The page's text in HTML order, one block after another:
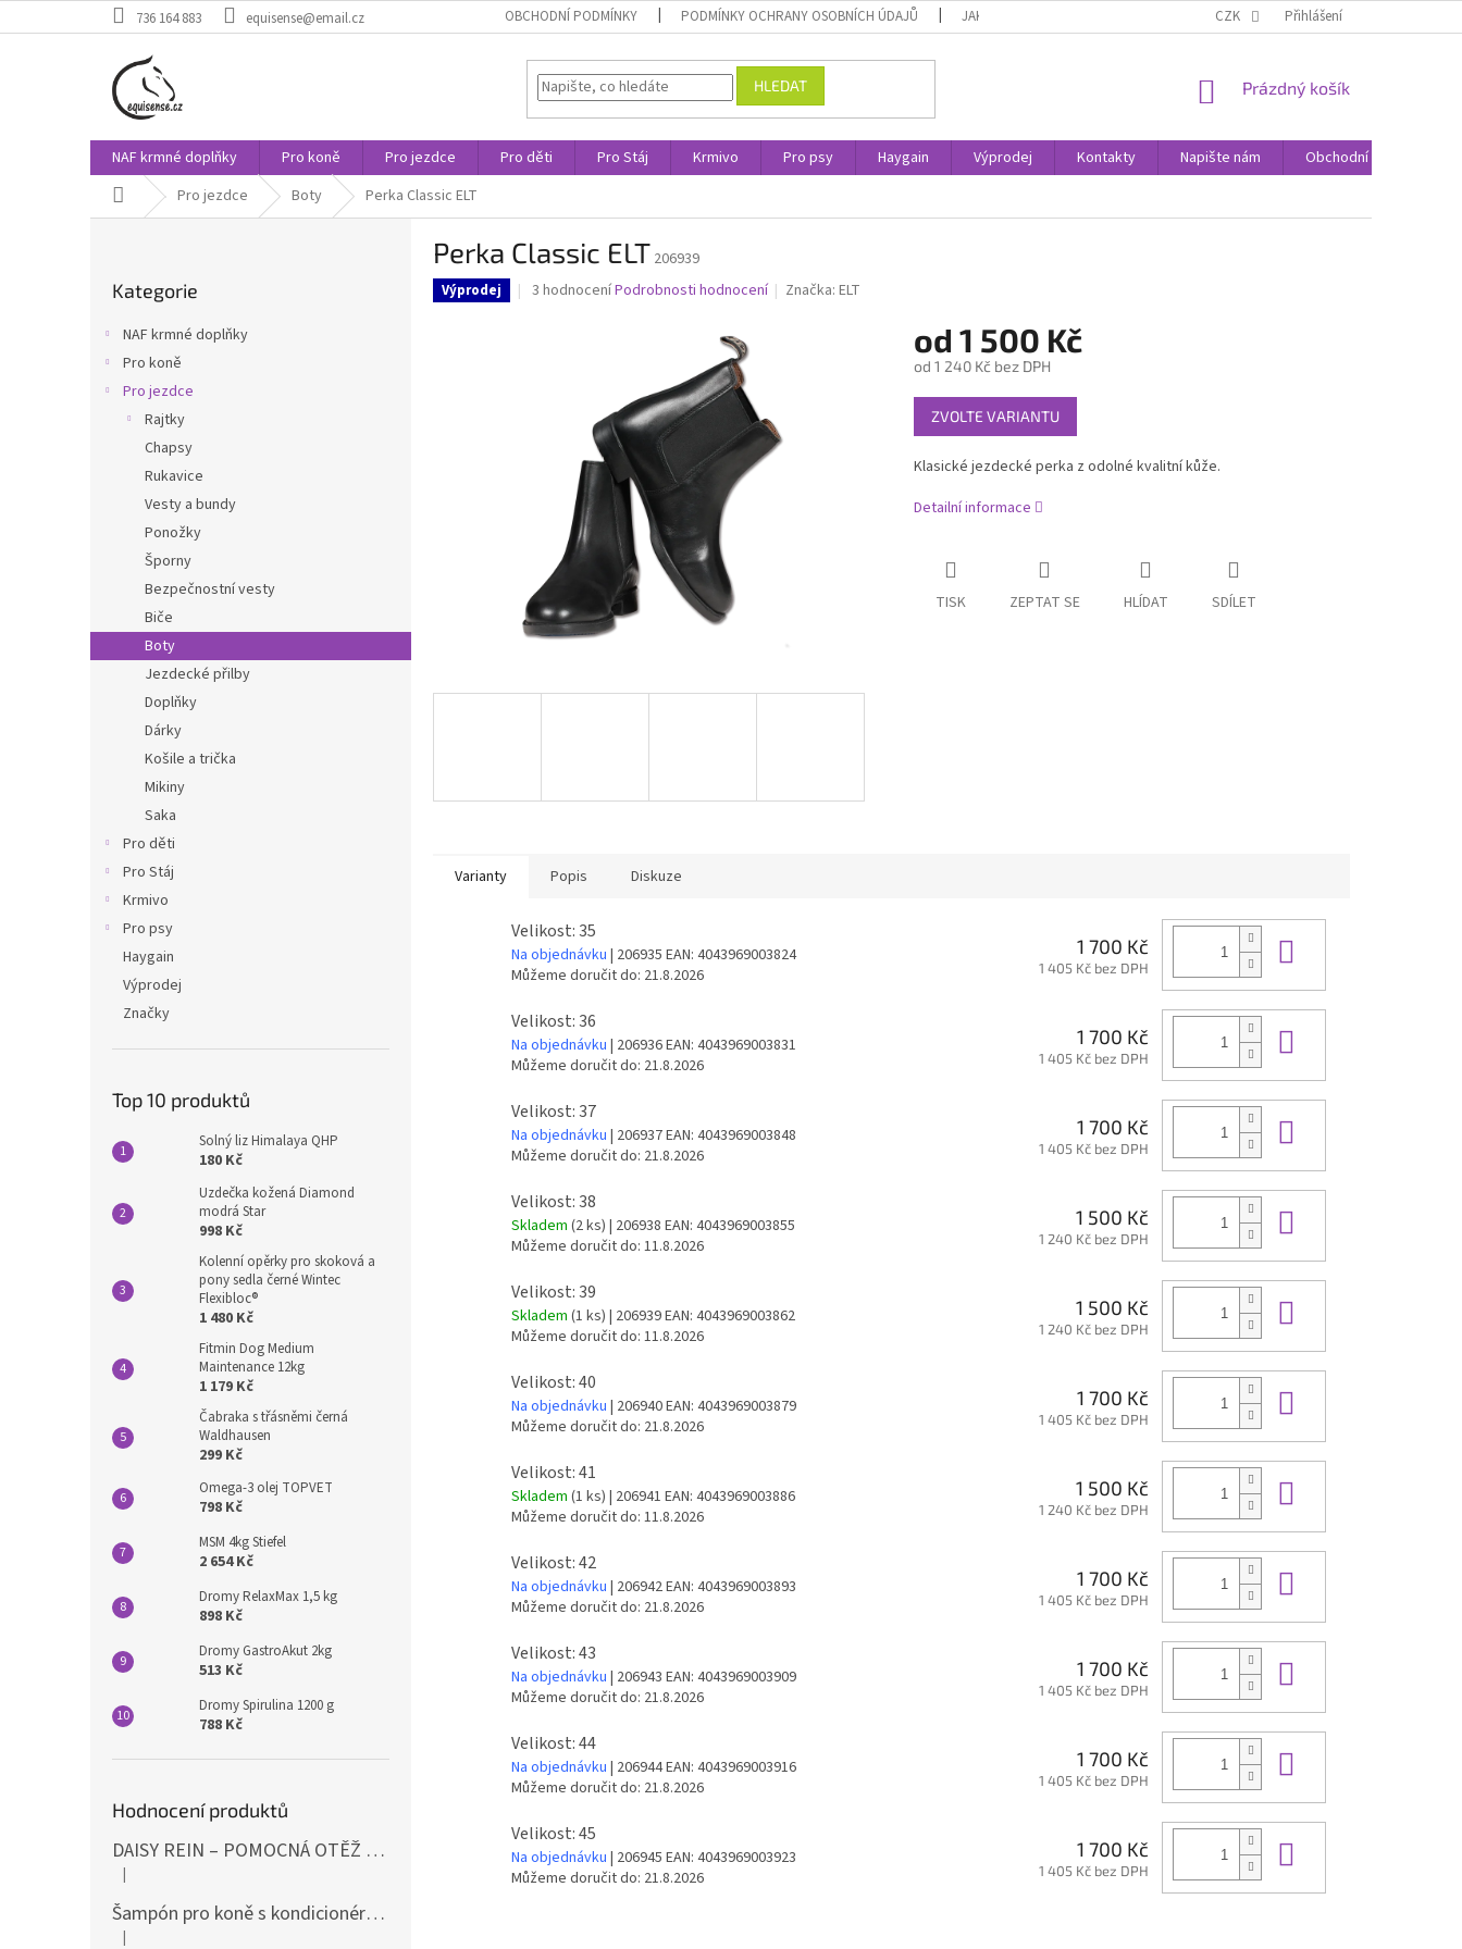
na
736 164 883 equisense@email.cz OBCHODNÍ PODMÍNKY PODMÍNKY OCHRANY OSOBNÍCH ÚDAJŮ JAK NAKUPOVAT CZK Přihlášení
HLEDAT
NÁKUPNÍ
Prázdný košík
NAF krmné doplňky Pro koně Pro jezdce Pro děti Pro Stáj Krmivo Pro psy Haygain Výprodej Kontakty Napište nám
Obchodní podmínky
Domů Pro jezdce Boty Perka Classic ELT
kategorie
Kategorie
NAF krmné doplňky
Pro koně
Pro jezdce
Rajtky
Chapsy
Rukavice
Vesty a bundy
Ponožky
Šporny
Bezpečnostní vesty
Biče
Boty
Jezdecké přilby
Doplňky
Dárky
Košile a trička
Mikiny
Saka
Pro děti
Pro Stáj
Krmivo
Pro psy
Haygain
Výprodej
Značky
Top 10 produktů
Solný liz Himalaya QHP
180 Kč
Uzdečka kožená Diamond
modrá Star
998 Kč
Kolenní opěrky pro skoková a
pony sedla černé Wintec
Flexibloc®
1 480 Kč
Fitmin Dog Medium
Maintenance 12kg
1 179 Kč
Čabraka s třásněmi černá
Waldhausen
299 Kč
Omega-3 olej TOPVET
798 Kč
MSM 4kg Stiefel
2 654 Kč
Dromy RelaxMax 1,5 kg
898 Kč
Dromy GastroAkut 2kg
513 Kč
Dromy Spirulina 1200 g
788 Kč
Hodnocení produktů
DAISY REIN – POMOCNÁ OTĚŽ PROTI STAHOVÁNÍ HLAVY DOLŮ ČERNÁ SHIRES
Hodnocení produktu je 5 z 5 hvězdiček.
|
Šampón pro koně s kondicionérem 500ml Waldhausen
Hodnocení produktu je 5 z 5 hvězdiček.
|
Perka Classic ELT 206939
Výprodej
Průměrné
hvězdiček.
3 hodnoceníPodrobnosti hodnocení Značka:ELT
od 1 500 Kč
od 1 240 Kčbez DPH
Měrná
cena:
ZVOLTE VARIANTU
Klasické jezdecké perka z odolné kvalitní kůže.
Detailní informace
TISK ZEPTAT SE HLÍDAT SDÍLET
Varianty Popis Diskuze
Velikost: 35
Na objednávku | 206935 EAN: 4043969003824
Můžeme doručit do: 21.8.2026
1 700 Kč
1 405 Kč bez DPH
Velikost: 36
Na objednávku | 206936EAN: 4043969003831
Můžeme doručit do: 21.8.2026
1 700 Kč
1 405 Kč bez DPH
Velikost: 37
Na objednávku | 206937EAN: 4043969003848
Můžeme doručit do: 21.8.2026
1 700 Kč
1 405 Kč bez DPH
Velikost: 38
Skladem (2 ks) | 206938 EAN: 4043969003855
Můžeme doručit do: 11.8.2026
1 500 Kč
1 240 Kč bez DPH
Velikost: 39
Skladem (1 ks) | 206939EAN: 4043969003862
Můžeme doručit do: 11.8.2026
1 500 Kč
1 240 Kč bez DPH
Velikost: 40
Na objednávku | 206940EAN: 4043969003879
Můžeme doručit do: 21.8.2026
1 700 Kč
1 405 Kč bez DPH
Velikost: 41
Skladem (1 ks) | 206941 EAN: 4043969003886
Můžeme doručit do: 11.8.2026
1 500 Kč
1 240 Kč bez DPH
Velikost: 42
Na objednávku | 206942EAN: 4043969003893
Můžeme doručit do: 21.8.2026
1 700 Kč
1 405 Kč bez DPH
Velikost: 43
Na objednávku | 206943 EAN: 4043969003909
Můžeme doručit do: 21.8.2026
1 700 Kč
1 405 Kč bez DPH
Velikost: 44
Na objednávku | 206944EAN: 4043969003916
Můžeme doručit do: 21.8.2026
1 700 Kč
1 405 Kč bez DPH
Velikost: 45
Na objednávku | 206945 EAN: 4043969003923
Můžeme doručit do: 21.8.2026
1 700 Kč
1 405 Kč bez DPH